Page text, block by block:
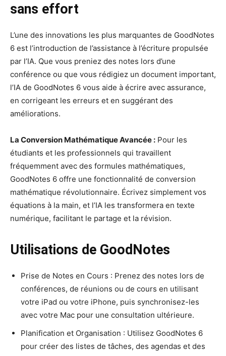
sans effort
L’une des innovations les plus marquantes de GoodNotes
6 est l’introduction de l’assistance à l’écriture propulsée
par l’IA. Que vous preniez des notes lors d’une
conférence ou que vous rédigiez un document important,
l’IA de GoodNotes 6 vous aide à écrire avec assurance,
en corrigeant les erreurs et en suggérant des
améliorations.
La Conversion Mathématique Avancée : Pour les
étudiants et les professionnels qui travaillent
fréquemment avec des formules mathématiques,
GoodNotes 6 offre une fonctionnalité de conversion
mathématique révolutionnaire. Écrivez simplement vos
équations à la main, et l’IA les transformera en texte
numérique, facilitant le partage et la révision.
Utilisations de GoodNotes
Prise de Notes en Cours : Prenez des notes lors de
conférences, de réunions ou de cours en utilisant
votre iPad ou votre iPhone, puis synchronisez-les
avec votre Mac pour une consultation ultérieure.
Planification et Organisation : Utilisez GoodNotes 6
pour créer des listes de tâches, des agendas et des